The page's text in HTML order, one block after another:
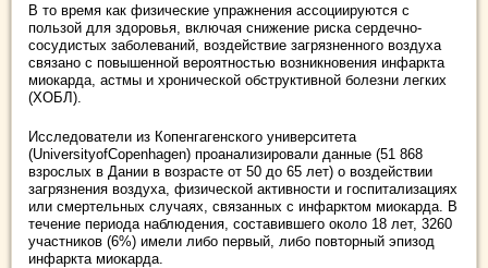
В то время как физические упражнения ассоциируются с
пользой для здоровья, включая снижение риска сердечно-
сосудистых заболеваний, воздействие загрязненного воздуха
связано с повышенной вероятностью возникновения инфаркта
миокарда, астмы и хронической обструктивной болезни легких
(ХОБЛ).
Исследователи из Копенгагенского университета
(UniversityofCopenhagen) проанализировали данные (51 868
взрослых в Дании в возрасте от 50 до 65 лет) о воздействии
загрязнения воздуха, физической активности и госпитализациях
или смертельных случаях, связанных с инфарктом миокарда. В
течение периода наблюдения, составившего около 18 лет, 3260
участников (6%) имели либо первый, либо повторный эпизод
инфаркта миокарда.